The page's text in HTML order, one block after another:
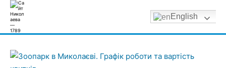
Skip
to
content
English